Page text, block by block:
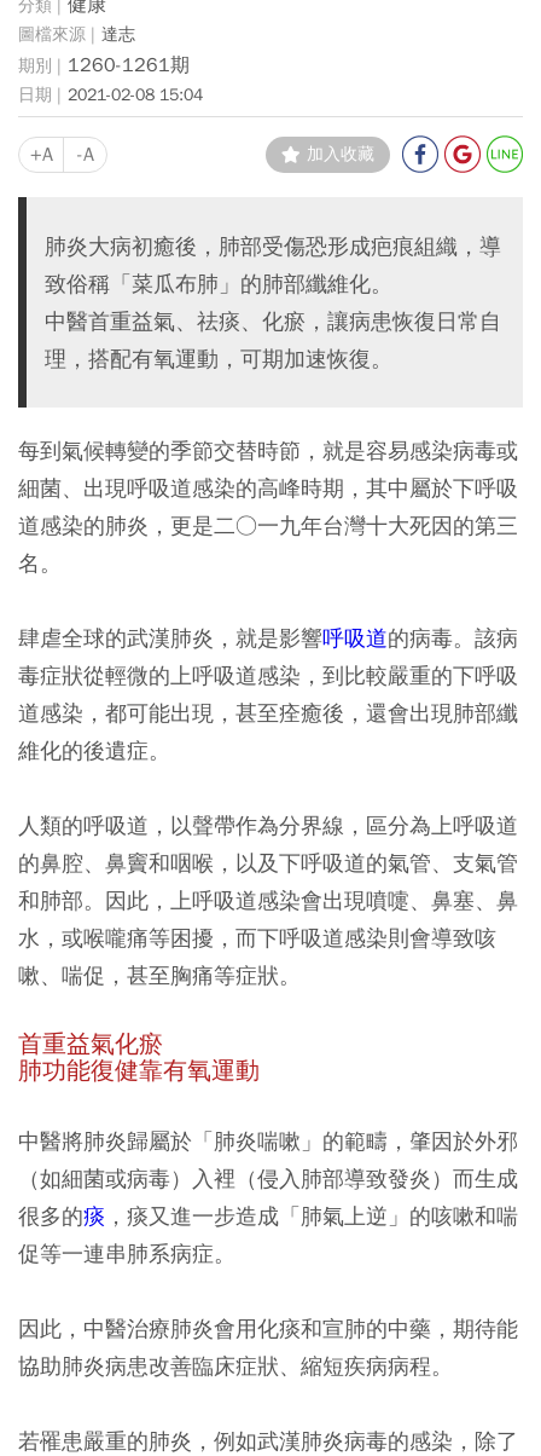
健康
達志
1260-1261期
2021-02-08 15:04
+A -A 加入收藏
肺炎大病初癒後，肺部受傷恐形成疤痕組織，導
致俗稱「菜瓜布肺」的肺部纖維化。
中醫首重益氣、祛痰、化瘀，讓病患恢復日常自
理，搭配有氧運動，可期加速恢復。
每到氣候轉變的季節交替時節，就是容易感染病毒或
細菌、出現呼吸道感染的高峰時期，其中屬於下呼吸
道感染的肺炎，更是二○一九年台灣十大死因的第三
名。
肆虐全球的武漢肺炎，就是影響呼吸道的病毒。該病
毒症狀從輕微的上呼吸道感染，到比較嚴重的下呼吸
道感染，都可能出現，甚至痊癒後，還會出現肺部纖
維化的後遺症。
人類的呼吸道，以聲帶作為分界線，區分為上呼吸道
的鼻腔、鼻竇和咽喉，以及下呼吸道的氣管、支氣管
和肺部。因此，上呼吸道感染會出現噴嚏、鼻塞、鼻
水，或喉嚨痛等困擾，而下呼吸道感染則會導致咳
嗽、喘促，甚至胸痛等症狀。
首重益氣化瘀
肺功能復健靠有氧運動
中醫將肺炎歸屬於「肺炎喘嗽」的範疇，肇因於外邪
（如細菌或病毒）入裡（侵入肺部導致發炎）而生成
很多的痰 ，痰又進一步造成「肺氣上逆」的咳嗽和喘
促等一連串肺系病症。
因此，中醫治療肺炎會用化痰和宣肺的中藥，期待能
協助肺炎病患改善臨床症狀、縮短疾病病程。
若罹患嚴重的肺炎，例如武漢肺炎病毒的感染，除了